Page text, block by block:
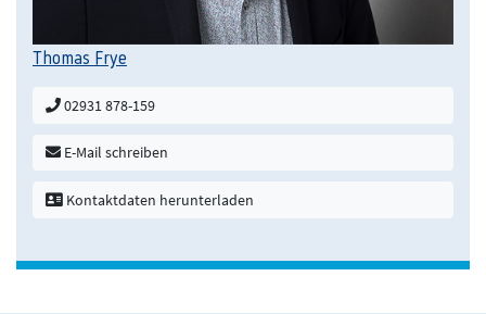
Thomas Frye
02931 878-159
E-Mail schreiben
Kontaktdaten herunterladen